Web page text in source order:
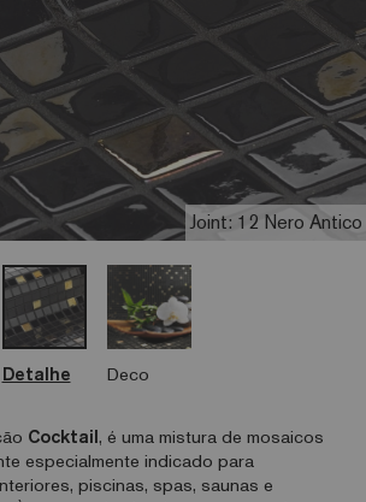
Joint: 12 Nero Antico
Detalhe Deco
Cocktail, é uma mistura de mosaicos
especialmente indicado para
piscinas, spas, saunas e